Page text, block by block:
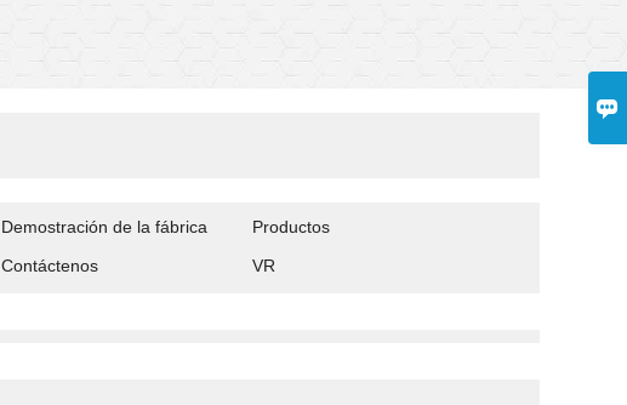

Demostración de la fábrica
Productos
Contáctenos VR